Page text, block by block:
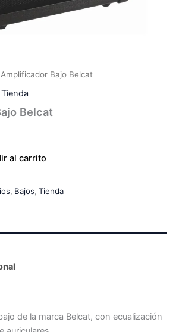
Bajo Belcat
Tienda
Belcat
al carrito
, Bajos, Tienda
de la marca Belcat, con ecualización